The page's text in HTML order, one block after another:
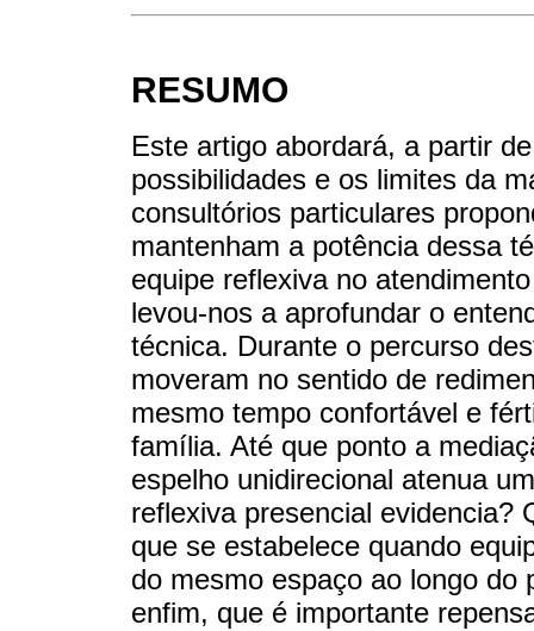
RESUMO
Este artigo abordará, a partir
possibilidades e os limites da
consultórios particulares
mantenham a potência dessa
equipe reflexiva no
levou-nos a aprofundar o
técnica. Durante o percurso
moveram no sentido de
mesmo tempo confortável e
família. Até que ponto a
espelho unidirecional atenua
reflexiva presencial evidencia?
que se estabelece quando
do mesmo espaço ao longo do
enfim, que é importante